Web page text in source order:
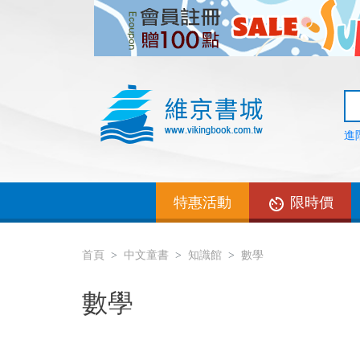
進
特惠活動 限時價
首頁 中文童書 知識館 數學
數學